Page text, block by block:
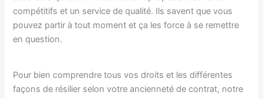
compétitifs et un service de qualité. Ils savent que vous
pouvez partir à tout moment et ça les force à se remettre
en question.
Pour bien comprendre tous vos droits et les différentes
façons de résilier selon votre ancienneté de contrat, notre